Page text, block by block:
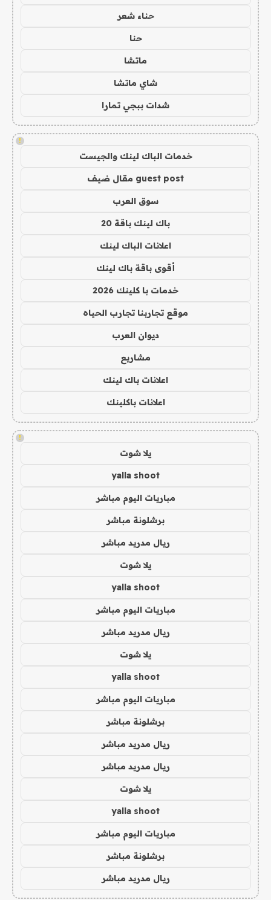
حناء شعر
حنا
ماتشا
شاي ماتشا
شدات ببجي تمارا
!
خدمات الباك لينك والجيست
guest post مقال ضيف
سوق العرب
باك لينك باقة 20
اعلانات الباك لينك
أقوى باقة باك لينك
خدمات با كلينك 2026
موقع تجاربنا تجارب الحياه
ديوان العرب
مشاريع
اعلانات باك لينك
اعلانات باكلينك
!
يلا شوت
yalla shoot
مباريات اليوم مباشر
برشلونة مباشر
ريال مدريد مباشر
يلا شوت
yalla shoot
مباريات اليوم مباشر
ريال مدريد مباشر
يلا شوت
yalla shoot
مباريات اليوم مباشر
برشلونة مباشر
ريال مدريد مباشر
ريال مدريد مباشر
يلا شوت
yalla shoot
مباريات اليوم مباشر
برشلونة مباشر
ريال مدريد مباشر